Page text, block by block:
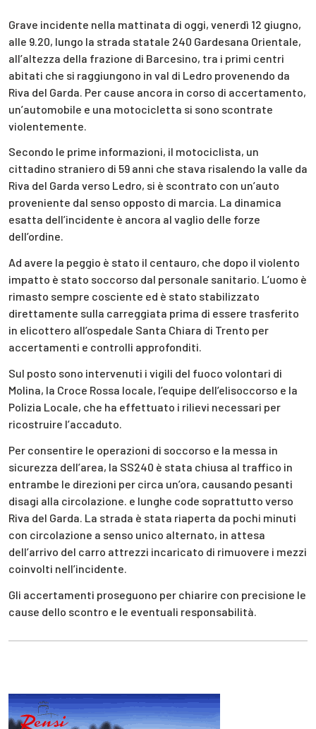
Grave incidente nella mattinata di oggi, venerdì 12 giugno,
alle 9.20, lungo la strada statale 240 Gardesana Orientale,
all’altezza della frazione di Barcesino, tra i primi centri
abitati che si raggiungono in val di Ledro provenendo da
Riva del Garda. Per cause ancora in corso di accertamento,
un’automobile e una motocicletta si sono scontrate
violentemente.
Secondo le prime informazioni, il motociclista, un
cittadino straniero di 59 anni che stava risalendo la valle da
Riva del Garda verso Ledro, si è scontrato con un’auto
proveniente dal senso opposto di marcia. La dinamica
esatta dell’incidente è ancora al vaglio delle forze
dell’ordine.
Ad avere la peggio è stato il centauro, che dopo il violento
impatto è stato soccorso dal personale sanitario. L’uomo è
rimasto sempre cosciente ed è stato stabilizzato
direttamente sulla carreggiata prima di essere trasferito
in elicottero all’ospedale Santa Chiara di Trento per
accertamenti e controlli approfonditi.
Sul posto sono intervenuti i vigili del fuoco volontari di
Molina, la Croce Rossa locale, l’equipe dell’elisoccorso e la
Polizia Locale, che ha effettuato i rilievi necessari per
ricostruire l’accaduto.
Per consentire le operazioni di soccorso e la messa in
sicurezza dell’area, la SS240 è stata chiusa al traffico in
entrambe le direzioni per circa un’ora, causando pesanti
disagi alla circolazione. e lunghe code soprattutto verso
Riva del Garda. La strada è stata riaperta da pochi minuti
con circolazione a senso unico alternato, in attesa
dell’arrivo del carro attrezzi incaricato di rimuovere i mezzi
coinvolti nell’incidente.
Gli accertamenti proseguono per chiarire con precisione le
cause dello scontro e le eventuali responsabilità.